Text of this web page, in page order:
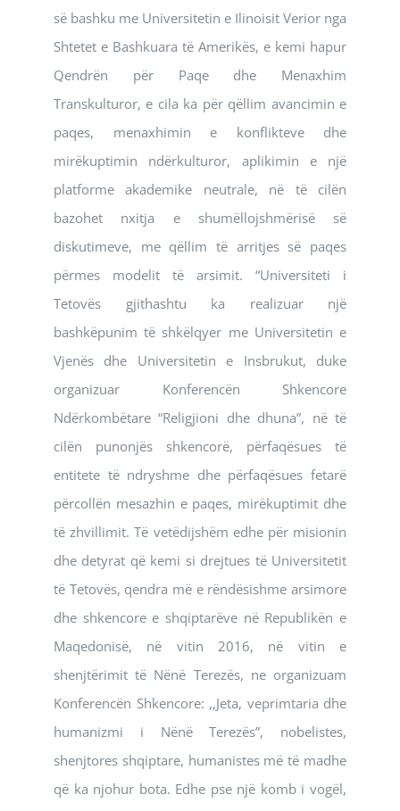
së bashku me Universitetin e Ilinoisit Verior nga
Shtetet e Bashkuara të Amerikës, e kemi hapur
Qendrën për Paqe dhe Menaxhim
Transkulturor, e cila ka për qëllim avancimin e
paqes, menaxhimin e konflikteve dhe
mirëkuptimin ndërkulturor, aplikimin e një
platforme akademike neutrale, në të cilën
bazohet nxitja e shumëllojshmërisë së
diskutimeve, me qëllim të arritjes së paqes
përmes modelit të arsimit. “Universiteti i
Tetovës gjithashtu ka realizuar një
bashkëpunim të shkëlqyer me Universitetin e
Vjenës dhe Universitetin e Insbrukut, duke
organizuar Konferencën Shkencore
Ndërkombëtare “Religjioni dhe dhuna”, në të
cilën punonjës shkencorë, përfaqësues të
entitete të ndryshme dhe përfaqësues fetarë
përcollën mesazhin e paqes, mirëkuptimit dhe
të zhvillimit. Të vetëdijshëm edhe për misionin
dhe detyrat që kemi si drejtues të Universitetit
të Tetovës, qendra më e rëndësishme arsimore
dhe shkencore e shqiptarëve në Republikën e
Maqedonisë, në vitin 2016, në vitin e
shenjtërimit të Nënë Terezës, ne organizuam
Konferencën Shkencore: ,,Jeta, veprimtaria dhe
humanizmi i Nënë Terezës”, nobelistes,
shenjtores shqiptare, humanistes më të madhe
që ka njohur bota. Edhe pse një komb i vogël,